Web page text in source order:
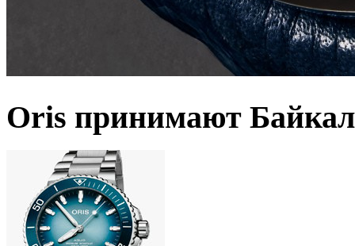
Oris принимают